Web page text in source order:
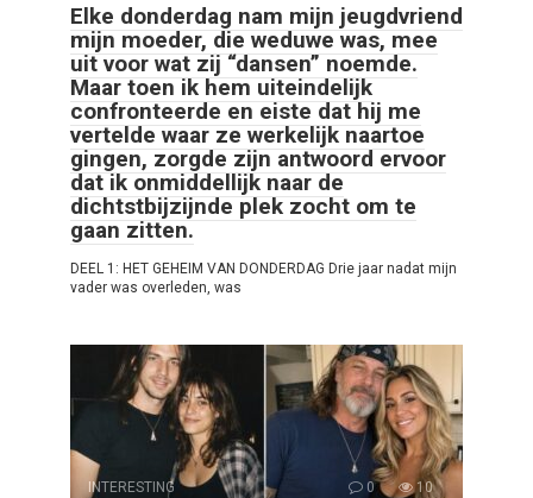
Elke donderdag nam mijn jeugdvriend
mijn moeder, die weduwe was, mee
uit voor wat zij “dansen” noemde.
Maar toen ik hem uiteindelijk
confronteerde en eiste dat hij me
vertelde waar ze werkelijk naartoe
gingen, zorgde zijn antwoord ervoor
dat ik onmiddellijk naar de
dichtstbijzijnde plek zocht om te
gaan zitten.
DEEL 1: HET GEHEIM VAN DONDERDAG Drie jaar nadat mijn
vader was overleden, was
INTERESTING 0 10